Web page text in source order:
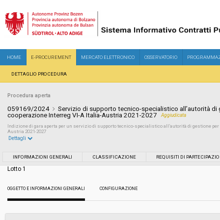
HOME E-PROCUREMENT MERCATO ELETTRONICO OSSERVATORIO
DETTAGLIO PROCEDURA
Procedura aperta
059169/2024
Servizio di supporto tecnico-specialistico all’autorità di
cooperazione Interreg VI-A Italia-Austria 2021-2027
Aggiudicata
Indizione di gara aperta per un servizio di supporto tecnico-specialistico all’autorità di gestione
Austria 2021-2027
Tipo di contratto:
Servizi sociali:
Dettagli
INFORMAZIONI GENERALI CLASSIFICAZIONE REQUISITI DI
Lotto 1
OGGETTO E INFORMAZIONI GENERALI CONFIGURAZIONE